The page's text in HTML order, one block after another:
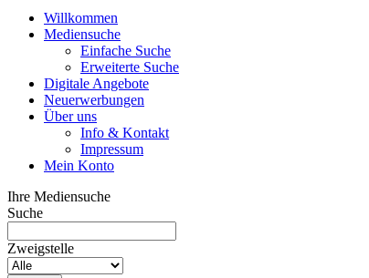
Willkommen
Mediensuche
Einfache Suche
Erweiterte Suche
Digitale Angebote
Neuerwerbungen
Über uns
Info & Kontakt
Impressum
Mein Konto
Ihre Mediensuche
Suche
Zweigstelle